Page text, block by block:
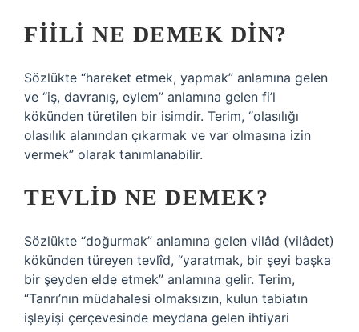
FIILI NE DEMEK DIN?
Sözlükte “hareket etmek, yapmak” anlamına gelen
ve “iş, davranış, eylem” anlamına gelen fi’l
kökünden türetilen bir isimdir. Terim, “olasılığı
olasılık alanından çıkarmak ve var olmasına izin
vermek” olarak tanımlanabilir.
TEVLID NE DEMEK?
Sözlükte “doğurmak” anlamına gelen vilâd (vilâdet)
kökünden türeyen tevlîd, “yaratmak, bir şeyi başka
bir şeyden elde etmek” anlamına gelir. Terim,
“Tanrı’nın müdahalesi olmaksızın, kulun tabiatın
işleyişi çerçevesinde meydana gelen ihtiyari